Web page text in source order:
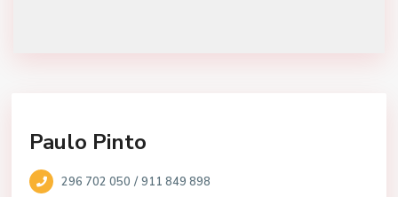
Paulo Pinto
296 702 050 /911 849 898